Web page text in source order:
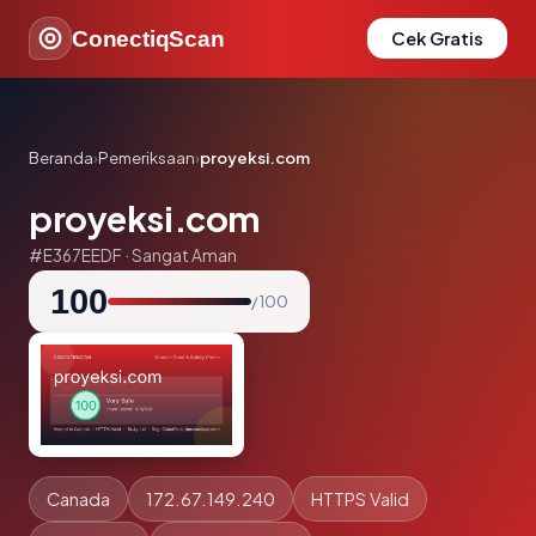
ConectiqScan Cek Gratis
Beranda›Pemeriksaan›proyeksi.com
proyeksi.com
#E367EEDF · Sangat Aman
100 / 100
Canada 172.67.149.240 HTTPS Valid